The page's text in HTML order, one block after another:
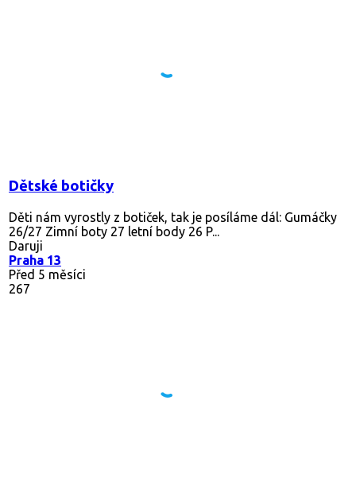
Dětské botičky
Děti nám vyrostly z botiček, tak je posíláme dál: Gumáčky
26/27 Zimní boty 27 letní body 26 P...
Daruji
Praha 13
Před 5 měsíci
267